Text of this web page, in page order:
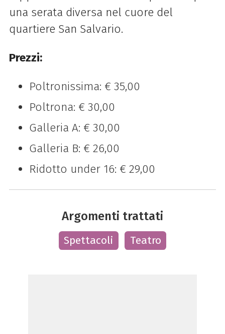
una serata diversa nel cuore del
quartiere San Salvario.
Prezzi:
Poltronissima: € 35,00
Poltrona: € 30,00
Galleria A: € 30,00
Galleria B: € 26,00
Ridotto under 16: € 29,00
Argomenti trattati
Spettacoli Teatro